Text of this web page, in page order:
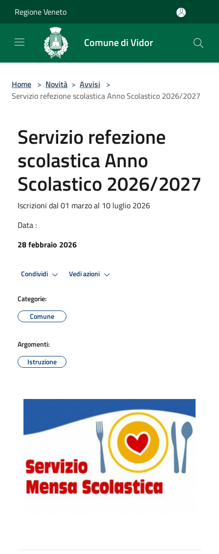
Regione Veneto
Comune di Vidor
Home > Novità > Avvisi >
Servizio refezione scolastica Anno Scolastico 2026/2027
Servizio refezione
scolastica Anno
Scolastico 2026/2027
Iscrizioni dal 01 marzo al 10 luglio 2026
Data :
28 febbraio 2026
Condividi Vedi azioni
Categorie:
Comune
Argomenti:
Istruzione